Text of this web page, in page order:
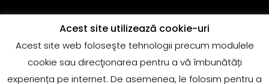
Copyright @Quantum Music
adrian.marin@globalrecords.com
Acest site utilizează cookie-uri
Acest site web foloseşte tehnologii precum modulele
cookie sau direcţionarea pentru a vă îmbunătăți
experiența pe internet. De asemenea, le folosim pentru a